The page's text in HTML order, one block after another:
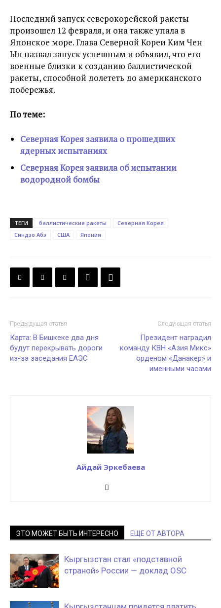
Последний запуск северокорейской ракеты
произошел 12 февраля, и она также упала в
Японское море. Глава Северной Кореи Ким Чен
Ын назвал запуск успешным и объявил, что его
военные близки к созданию баллистической
ракеты, способной долететь до американского
побережья.
По теме:
Северная Корея заявила о прошедших
ядерных испытаниях
Северная Корея заявила об испытании
водородной бомбы
ТЕГИ баллистические ракеты
Северная Корея
Синдзо Абэ
США Япония
Предыдущая статья
Карта: В Бишкеке два дня
будут перекрывать дороги
из-за заседания ЕАЭС
Следующая статья
Президент наградил
команду КВН «Азия Микс»
орденом «Данакер» и
именными часами
Айдай Эркебаева
ЭТО МОЖЕТ БЫТЬ ИНТЕРЕСНО ЕЩЕ ОТ АВТОРА
Кыргызстан стал «подставной
страной» России — доклад OSC